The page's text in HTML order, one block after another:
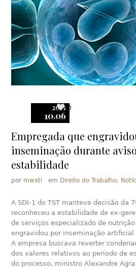
2015
10.06
0
Empregada que
inseminação durante
estabilidade
por mwxti em Direito do Trabalho,
A SDI-1 do TST manteve decisão da
reconheceu a estabilidade de ex-
de serviços especializado de
engravidou por inseminação
A empresa buscava reverter
dos valores relativos ao período de
do processo, ministro Alexandre